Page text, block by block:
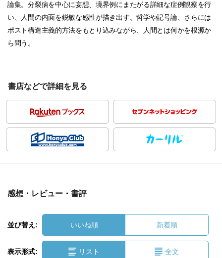
論集。分裂病を中心に妄想、境界例にまたがる詳細な症例観察を行
い、人間の内面を鋭敏な感性が描き出す。哲学や記号論、さらには
ポスト構造主義的方法をもとり込みながら、人間とは何かを根源か
ら問う。
書店などで詳細を見る
感想・レビュー・書評
並び替え: いいね順 新着順
表示形式: リスト 全文